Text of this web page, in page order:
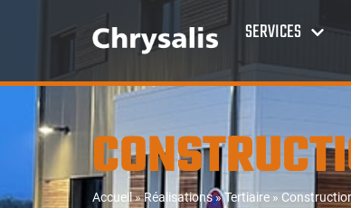
SERVICES
Accueil»Réalisations»Tertiaire »